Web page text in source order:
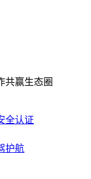
共赢生态圈
全认证
护航